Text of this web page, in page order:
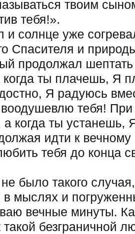
твоим
тебя!».
и солнце уже
Спасителя и
продолжал
когда ты плачешь, Я
Я радуюсь
тебя!
а когда ты устанешь,
идти к вечному
тебя до конца
было такого
в мыслях и
вечные минуты.
такой безграничной